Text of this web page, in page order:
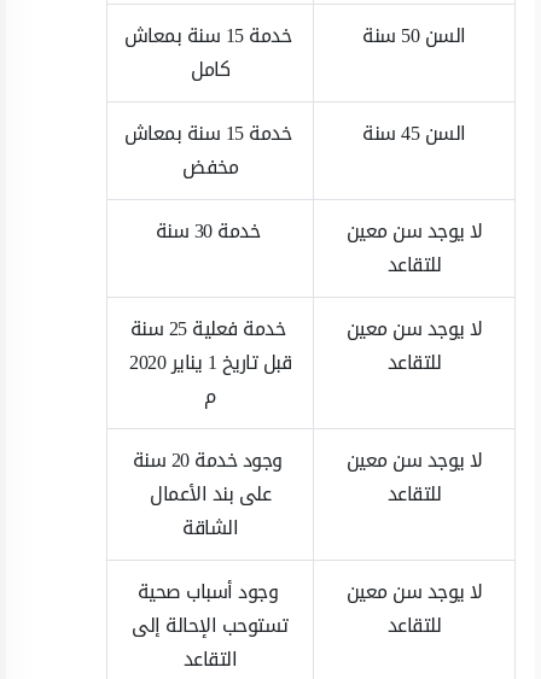
السن 50 سنة
خدمة 15 سنة بمعاش
كامل
السن 45 سنة
خدمة 15 سنة بمعاش
مخفض
لا يوجد سن معين
للتقاعد
خدمة 30 سنة
لا يوجد سن معين
للتقاعد
خدمة فعلية 25 سنة
قبل تاريخ 1 يناير 2020
م
لا يوجد سن معين
للتقاعد
وجود خدمة 20 سنة
على بند الأعمال
الشاقة
لا يوجد سن معين
للتقاعد
وجود أسباب صحية
تستوحب الإحالة إلى
التقاعد